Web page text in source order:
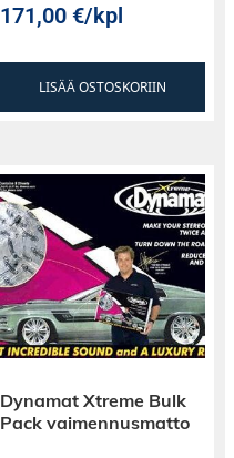
171,00€/kpl
LISÄÄ OSTOSKORIIN
Dynamat Xtreme Bulk
Pack vaimennusmatto